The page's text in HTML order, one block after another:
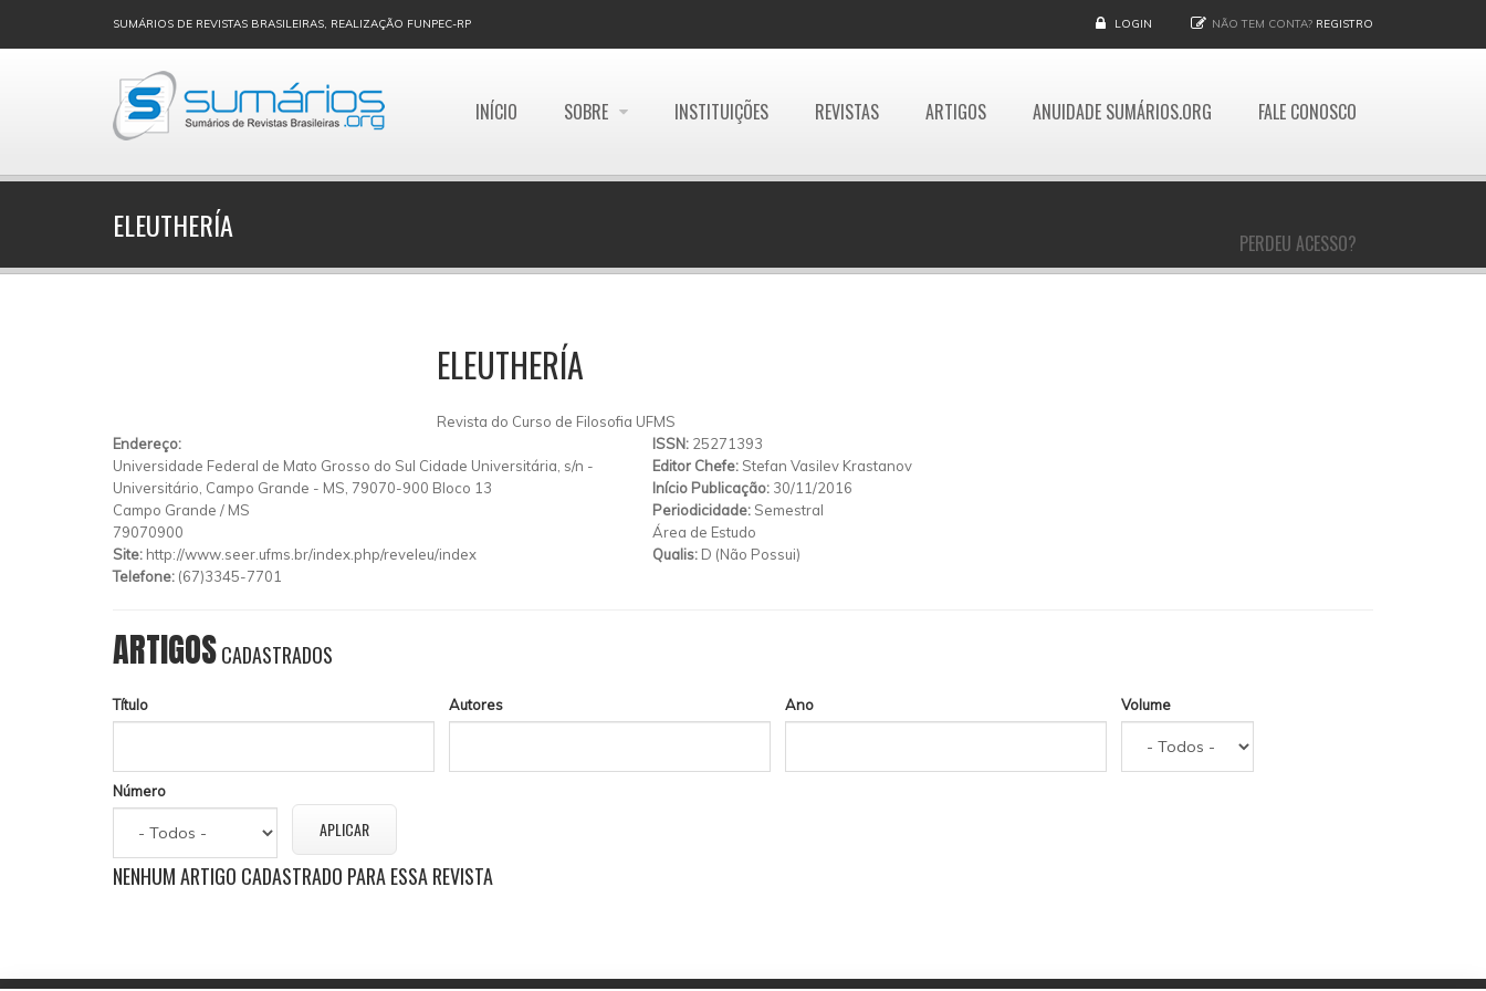
SUMÁRIOS DE REVISTAS BRASILEIRAS, REALIZAÇÃO FUNPEC-RP LOGIN NÃO TEM CONTA? REGISTRO
INÍCIO SOBRE INSTITUIÇÕES REVISTAS ARTIGOS ANUIDADE SUMÁRIOS.ORG FALE CONOSCO
PERDEU ACESSO?
ELEUTHERÍA
ELEUTHERÍA
Revista do Curso de Filosofia UFMS
Endereço:
Universidade Federal de Mato Grosso do Sul Cidade Universitária, s/n -
Universitário, Campo Grande - MS, 79070-900 Bloco 13
Campo Grande / MS
79070900
Site: http://www.seer.ufms.br/index.php/reveleu/index
Telefone: (67)3345-7701
ISSN: 25271393
Editor Chefe: Stefan Vasilev Krastanov
Início Publicação: 30/11/2016
Periodicidade: Semestral
Área de Estudo
Qualis: D (Não Possui)
ARTIGOSCADASTRADOS
Título Autores Ano Volume
Número
NENHUM ARTIGO CADASTRADO PARA ESSA REVISTA